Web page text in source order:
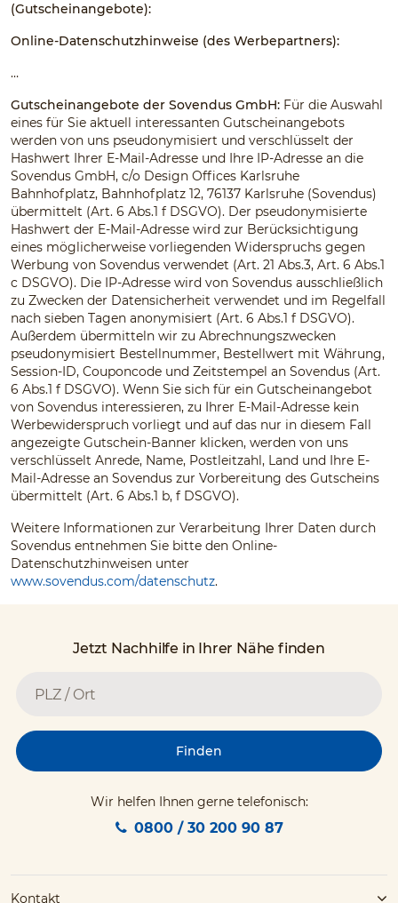
(Gutscheinangebote):
Online-Datenschutzhinweise (des Werbepartners):
…
Gutscheinangebote der Sovendus GmbH: Für die Auswahl
eines für Sie aktuell interessanten Gutscheinangebots
werden von uns pseudonymisiert und verschlüsselt der
Hashwert Ihrer E-Mail-Adresse und Ihre IP-Adresse an die
Sovendus GmbH, c/o Design Offices Karlsruhe
Bahnhofplatz, Bahnhofplatz 12, 76137 Karlsruhe (Sovendus)
übermittelt (Art. 6 Abs.1 f DSGVO). Der pseudonymisierte
Hashwert der E-Mail-Adresse wird zur Berücksichtigung
eines möglicherweise vorliegenden Widerspruchs gegen
Werbung von Sovendus verwendet (Art. 21 Abs.3, Art. 6 Abs.1
c DSGVO). Die IP-Adresse wird von Sovendus ausschließlich
zu Zwecken der Datensicherheit verwendet und im Regelfall
nach sieben Tagen anonymisiert (Art. 6 Abs.1 f DSGVO).
Außerdem übermitteln wir zu Abrechnungszwecken
pseudonymisiert Bestellnummer, Bestellwert mit Währung,
Session-ID, Couponcode und Zeitstempel an Sovendus (Art.
6 Abs.1 f DSGVO). Wenn Sie sich für ein Gutscheinangebot
von Sovendus interessieren, zu Ihrer E-Mail-Adresse kein
Werbewiderspruch vorliegt und auf das nur in diesem Fall
angezeigte Gutschein-Banner klicken, werden von uns
verschlüsselt Anrede, Name, Postleitzahl, Land und Ihre E-
Mail-Adresse an Sovendus zur Vorbereitung des Gutscheins
übermittelt (Art. 6 Abs.1 b, f DSGVO).
Weitere Informationen zur Verarbeitung Ihrer Daten durch
Sovendus entnehmen Sie bitte den Online-
Datenschutzhinweisen unter
www.sovendus.com/datenschutz.
Jetzt Nachhilfe in Ihrer Nähe finden
Finden
Wir helfen Ihnen gerne telefonisch:
0800 / 30 200 90 87
Kontakt